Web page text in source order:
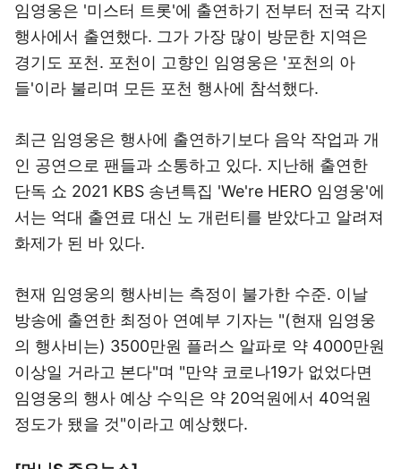
임영웅은 '미스터 트롯'에 출연하기 전부터 전국 각지
행사에서 출연했다. 그가 가장 많이 방문한 지역은
경기도 포천. 포천이 고향인 임영웅은 '포천의 아
들'이라 불리며 모든 포천 행사에 참석했다.
최근 임영웅은 행사에 출연하기보다 음악 작업과 개
인 공연으로 팬들과 소통하고 있다. 지난해 출연한
단독 쇼 2021 KBS 송년특집 'We're HERO 임영웅'에
서는 억대 출연료 대신 노 개런티를 받았다고 알려져
화제가 된 바 있다.
현재 임영웅의 행사비는 측정이 불가한 수준. 이날
방송에 출연한 최정아 연예부 기자는 "(현재 임영웅
의 행사비는) 3500만원 플러스 알파로 약 4000만원
이상일 거라고 본다"며 "만약 코로나19가 없었다면
임영웅의 행사 예상 수익은 약 20억원에서 40억원
정도가 됐을 것"이라고 예상했다.